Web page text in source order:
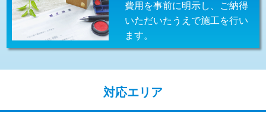
給水管工事※（バンド止め) 3,300円
給水管工事※（支持金具設置)
業)
費用を事前に明示し、ご納得
いただいたうえで施工を行い
ます。
対応エリア